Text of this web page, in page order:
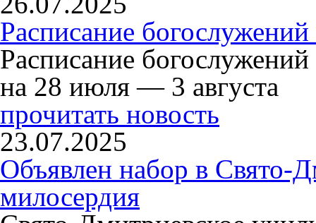
Расписание
Расписание
на 28 июля — 3 августа
прочитать новость
23.07.2025
Объявлен набор в Свято-
милосердия